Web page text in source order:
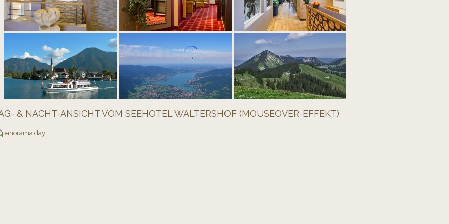
& NACHT-ANSICHT VOM SEEHOTEL WALTERSHOF (MOUSEOVER-EFFEKT)